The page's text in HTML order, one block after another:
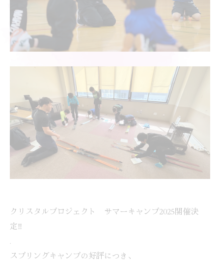
クリスタルプロジェクト サマーキャンプ2025開催決
定‼️
スプリングキャンプの好評につき、